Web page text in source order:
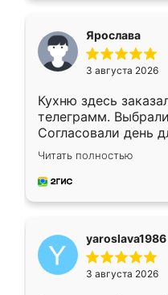
Ярослава
3 августа 2026
Кухню здесь
телеграмм.
Согласовали день
недели кухня была
довольны работой.
мебель за
Читать полностью
yaroslava1986
3 августа 2026